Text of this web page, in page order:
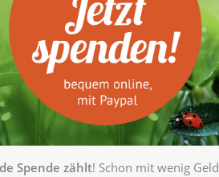
Spende zählt! Schon mit wenig Geld